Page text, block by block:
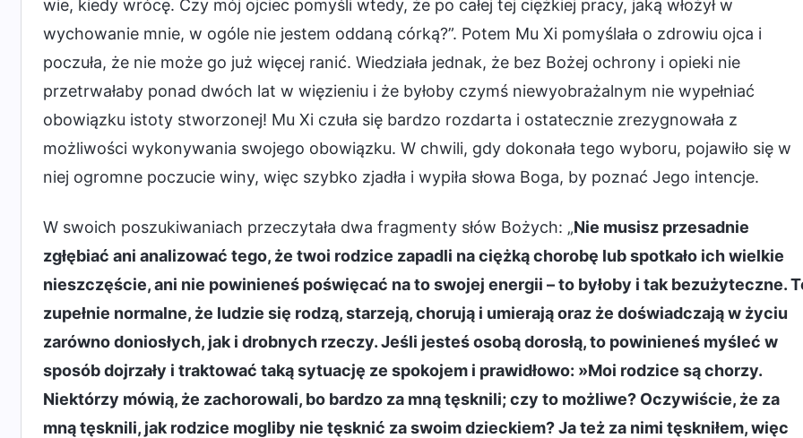
wie, kiedy wrócę. Czy mój ojciec pomyśli wtedy, że po całej tej ciężkiej pracy, jaką włożył w
wychowanie mnie, w ogóle nie jestem oddaną córką?”. Potem Mu Xi pomyślała o zdrowiu ojca i
poczuła, że nie może go już więcej ranić. Wiedziała jednak, że bez Bożej ochrony i opieki nie
przetrwałaby ponad dwóch lat w więzieniu i że byłoby czymś niewyobrażalnym nie wypełniać
obowiązku istoty stworzonej! Mu Xi czuła się bardzo rozdarta i ostatecznie zrezygnowała z
możliwości wykonywania swojego obowiązku. W chwili, gdy dokonała tego wyboru, pojawiło się w
niej ogromne poczucie winy, więc szybko zjadła i wypiła słowa Boga, by poznać Jego intencje.
W swoich poszukiwaniach przeczytała dwa fragmenty słów Bożych: „Nie musisz przesadnie
zgłębiać ani analizować tego, że twoi rodzice zapadli na ciężką chorobę lub spotkało ich wielkie
nieszczęście, ani nie powinieneś poświęcać na to swojej energii – to byłoby i tak bezużyteczne.
zupełnie normalne, że ludzie się rodzą, starzeją, chorują i umierają oraz że doświadczają w życiu
zarówno doniosłych, jak i drobnych rzeczy. Jeśli jesteś osobą dorosłą, to powinieneś myśleć w
sposób dojrzały i traktować taką sytuację ze spokojem i prawidłowo: »Moi rodzice są chorzy.
Niektórzy mówią, że zachorowali, bo bardzo za mną tęsknili; czy to możliwe? Oczywiście, że za
mną tęsknili, jak rodzice mogliby nie tęsknić za swoim dzieckiem? Ja też za nimi tęskniłem, więc